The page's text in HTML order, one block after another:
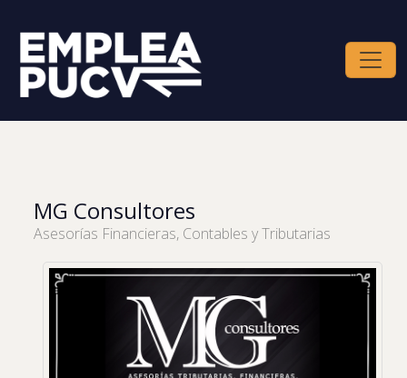
MG Consultores
Asesorías Financieras, Contables y Tributarias